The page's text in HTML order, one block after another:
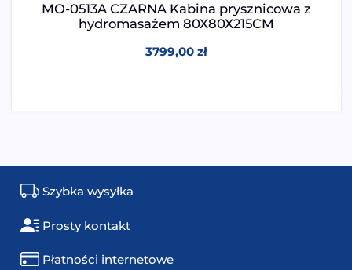
MO-0513A CZARNA Kabina prysznicowa z
hydromasażem 80X80X215CM
3799,00 zł
Szybka wysyłka
Prosty kontakt
Płatności internetowe